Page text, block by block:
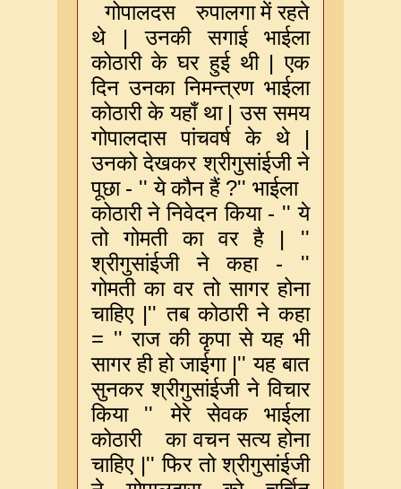
गोपालदस रुपालगामेंरहते
थे |उनकीसगाई भाईला
कोठारीकेघरहुई थी |एक
दिनउनकानिमन्त्रण भाईला
कोठारीकेयहाँ था |उससमय
गोपालदासपांचवर्षके थे |
उनकोदेखकरश्रीगुसांईजीने
पूछा - ''येकौनहैं ?'' भाईला
कोठारीनेनिवेदनकिया - ''ये
तोगोमतीकावरहै | ''
श्रीगुसांईजीनेकहा - ''
गोमतीकावरतोसागरहोना
चाहिए |''तबकोठारीनेकहा
= ''राजकीकृपासेयहभी
सागरहीहोजाईगा |''यहबात
सुनकरश्रीगुसांईजीनेविचार
किया ''मेरेसेवक भाईला
कोठारी
कावचनसत्यहोना
चाहिए |''फिरतोश्रीगुसांईजी